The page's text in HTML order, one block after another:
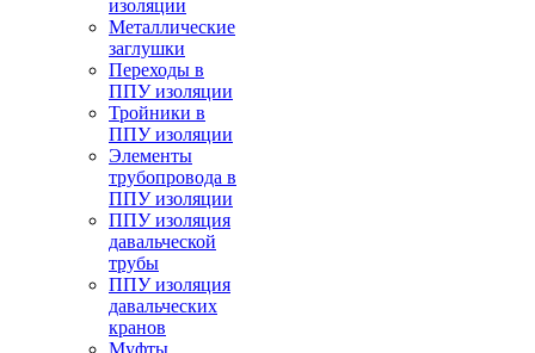
изоляции
Металлические
заглушки
Переходы в
ППУ изоляции
Тройники в
ППУ изоляции
Элементы
трубопровода в
ППУ изоляции
ППУ изоляция
давальческой
трубы
ППУ изоляция
давальческих
кранов
Муфты